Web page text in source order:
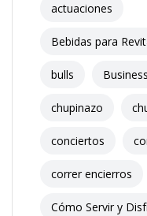
actuaciones
Bebidas para
bulls Business
chupinazo
conciertos
correr encierros
Cómo Servir y